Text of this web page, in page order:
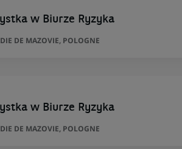
w Biurze Ryzyka
DE MAZOVIE, POLOGNE
w Biurze Ryzyka
DE MAZOVIE, POLOGNE